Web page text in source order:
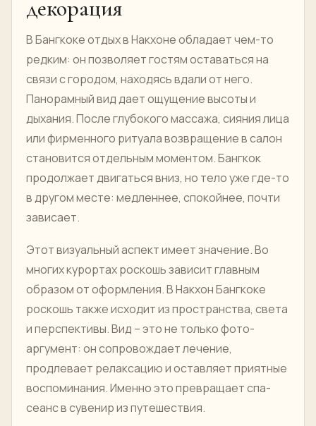
декорация
В Бангкоке отдых в Накхоне обладает чем-то
редким: он позволяет гостям оставаться на
связи с городом, находясь вдали от него.
Панорамный вид дает ощущение высоты и
дыхания. После глубокого массажа, сияния лица
или фирменного ритуала возвращение в салон
становится отдельным моментом. Бангкок
продолжает двигаться вниз, но тело уже где-то
в другом месте: медленнее, спокойнее, почти
зависает.
Этот визуальный аспект имеет значение. Во
многих курортах роскошь зависит главным
образом от оформления. В Накхон Бангкоке
роскошь также исходит из пространства, света
и перспективы. Вид – это не только фото-
аргумент: он сопровождает лечение,
продлевает релаксацию и оставляет приятные
воспоминания. Именно это превращает спа-
сеанс в сувенир из путешествия.